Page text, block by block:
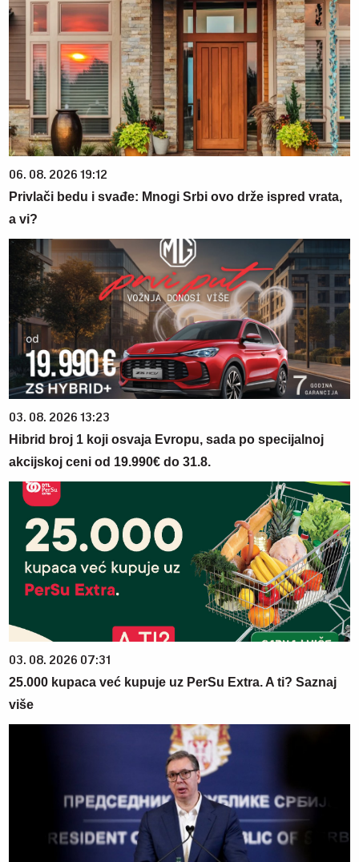
06. 08. 2026 19:12
Privlači bedu i svađe: Mnogi Srbi ovo drže ispred vrata,
a vi?
03. 08. 2026 13:23
Hibrid broj 1 koji osvaja Evropu, sada po specijalnoj
akcijskoj ceni od 19.990€ do 31.8.
03. 08. 2026 07:31
25.000 kupaca već kupuje uz PerSu Extra. A ti? Saznaj
više